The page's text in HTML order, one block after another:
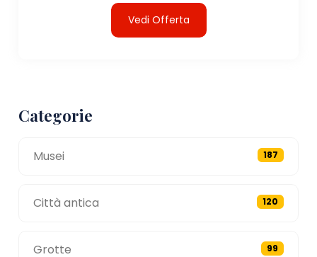
Vedi Offerta
Categorie
Musei 187
Città antica 120
Grotte 99